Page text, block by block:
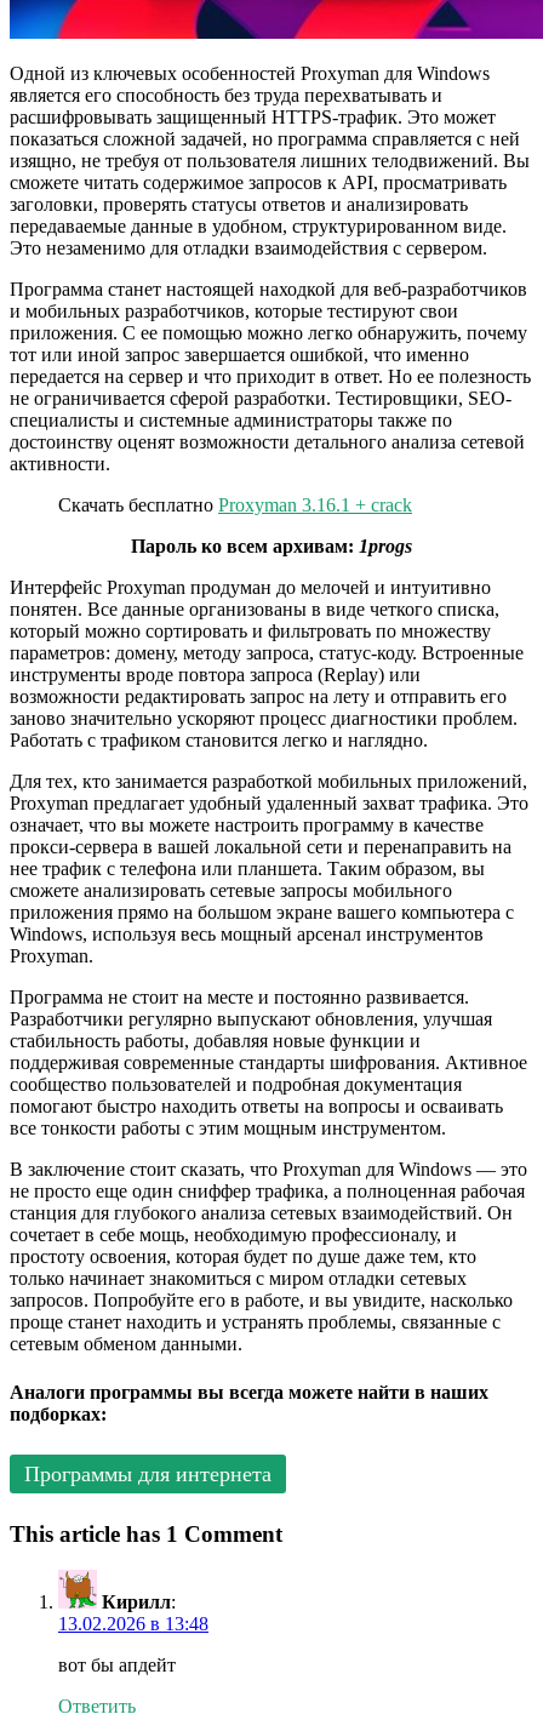
Одной из ключевых особенностей Proxyman для Windows
является его способность без труда перехватывать и
расшифровывать защищенный HTTPS-трафик. Это может
показаться сложной задачей, но программа справляется с ней
изящно, не требуя от пользователя лишних телодвижений. Вы
сможете читать содержимое запросов к API, просматривать
заголовки, проверять статусы ответов и анализировать
передаваемые данные в удобном, структурированном виде.
Это незаменимо для отладки взаимодействия с сервером.
Программа станет настоящей находкой для веб-разработчиков
и мобильных разработчиков, которые тестируют свои
приложения. С ее помощью можно легко обнаружить, почему
тот или иной запрос завершается ошибкой, что именно
передается на сервер и что приходит в ответ. Но ее полезность
не ограничивается сферой разработки. Тестировщики, SEO-
специалисты и системные администраторы также по
достоинству оценят возможности детального анализа сетевой
активности.
Скачать бесплатно Proxyman 3.16.1 + crack
Пароль ко всем архивам: 1progs
Интерфейс Proxyman продуман до мелочей и интуитивно
понятен. Все данные организованы в виде четкого списка,
который можно сортировать и фильтровать по множеству
параметров: домену, методу запроса, статус-коду. Встроенные
инструменты вроде повтора запроса (Replay) или
возможности редактировать запрос на лету и отправить его
заново значительно ускоряют процесс диагностики проблем.
Работать с трафиком становится легко и наглядно.
Для тех, кто занимается разработкой мобильных приложений,
Proxyman предлагает удобный удаленный захват трафика. Это
означает, что вы можете настроить программу в качестве
прокси-сервера в вашей локальной сети и перенаправить на
нее трафик с телефона или планшета. Таким образом, вы
сможете анализировать сетевые запросы мобильного
приложения прямо на большом экране вашего компьютера с
Windows, используя весь мощный арсенал инструментов
Proxyman.
Программа не стоит на месте и постоянно развивается.
Разработчики регулярно выпускают обновления, улучшая
стабильность работы, добавляя новые функции и
поддерживая современные стандарты шифрования. Активное
сообщество пользователей и подробная документация
помогают быстро находить ответы на вопросы и осваивать
все тонкости работы с этим мощным инструментом.
В заключение стоит сказать, что Proxyman для Windows — это
не просто еще один сниффер трафика, а полноценная рабочая
станция для глубокого анализа сетевых взаимодействий. Он
сочетает в себе мощь, необходимую профессионалу, и
простоту освоения, которая будет по душе даже тем, кто
только начинает знакомиться с миром отладки сетевых
запросов. Попробуйте его в работе, и вы увидите, насколько
проще станет находить и устранять проблемы, связанные с
сетевым обменом данными.
Аналоги программы вы всегда можете найти в наших
подборках:
Программы для интернета
This article has 1 Comment
Кирилл:
13.02.2026 в 13:48
вот бы апдейт
Ответить